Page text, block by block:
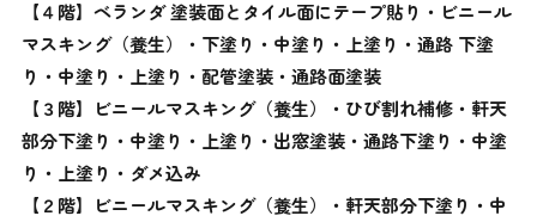
【４階】ベランダ 塗装面とタイル面にテープ貼り・ビニール
マスキング（養生）・下塗り・中塗り・上塗り・ 通路 下塗
り・中塗り・上塗り・配管塗装・通路面塗装
【３階】
ビニールマスキング（養生）・ひび割れ補修・軒天
部分下塗り・中塗り・上塗り・出窓塗装・通路下塗り・中塗
り・ 上塗り ・ダメ込み
【２階】
ビニールマスキング（養生）
・軒天部分下塗り・中